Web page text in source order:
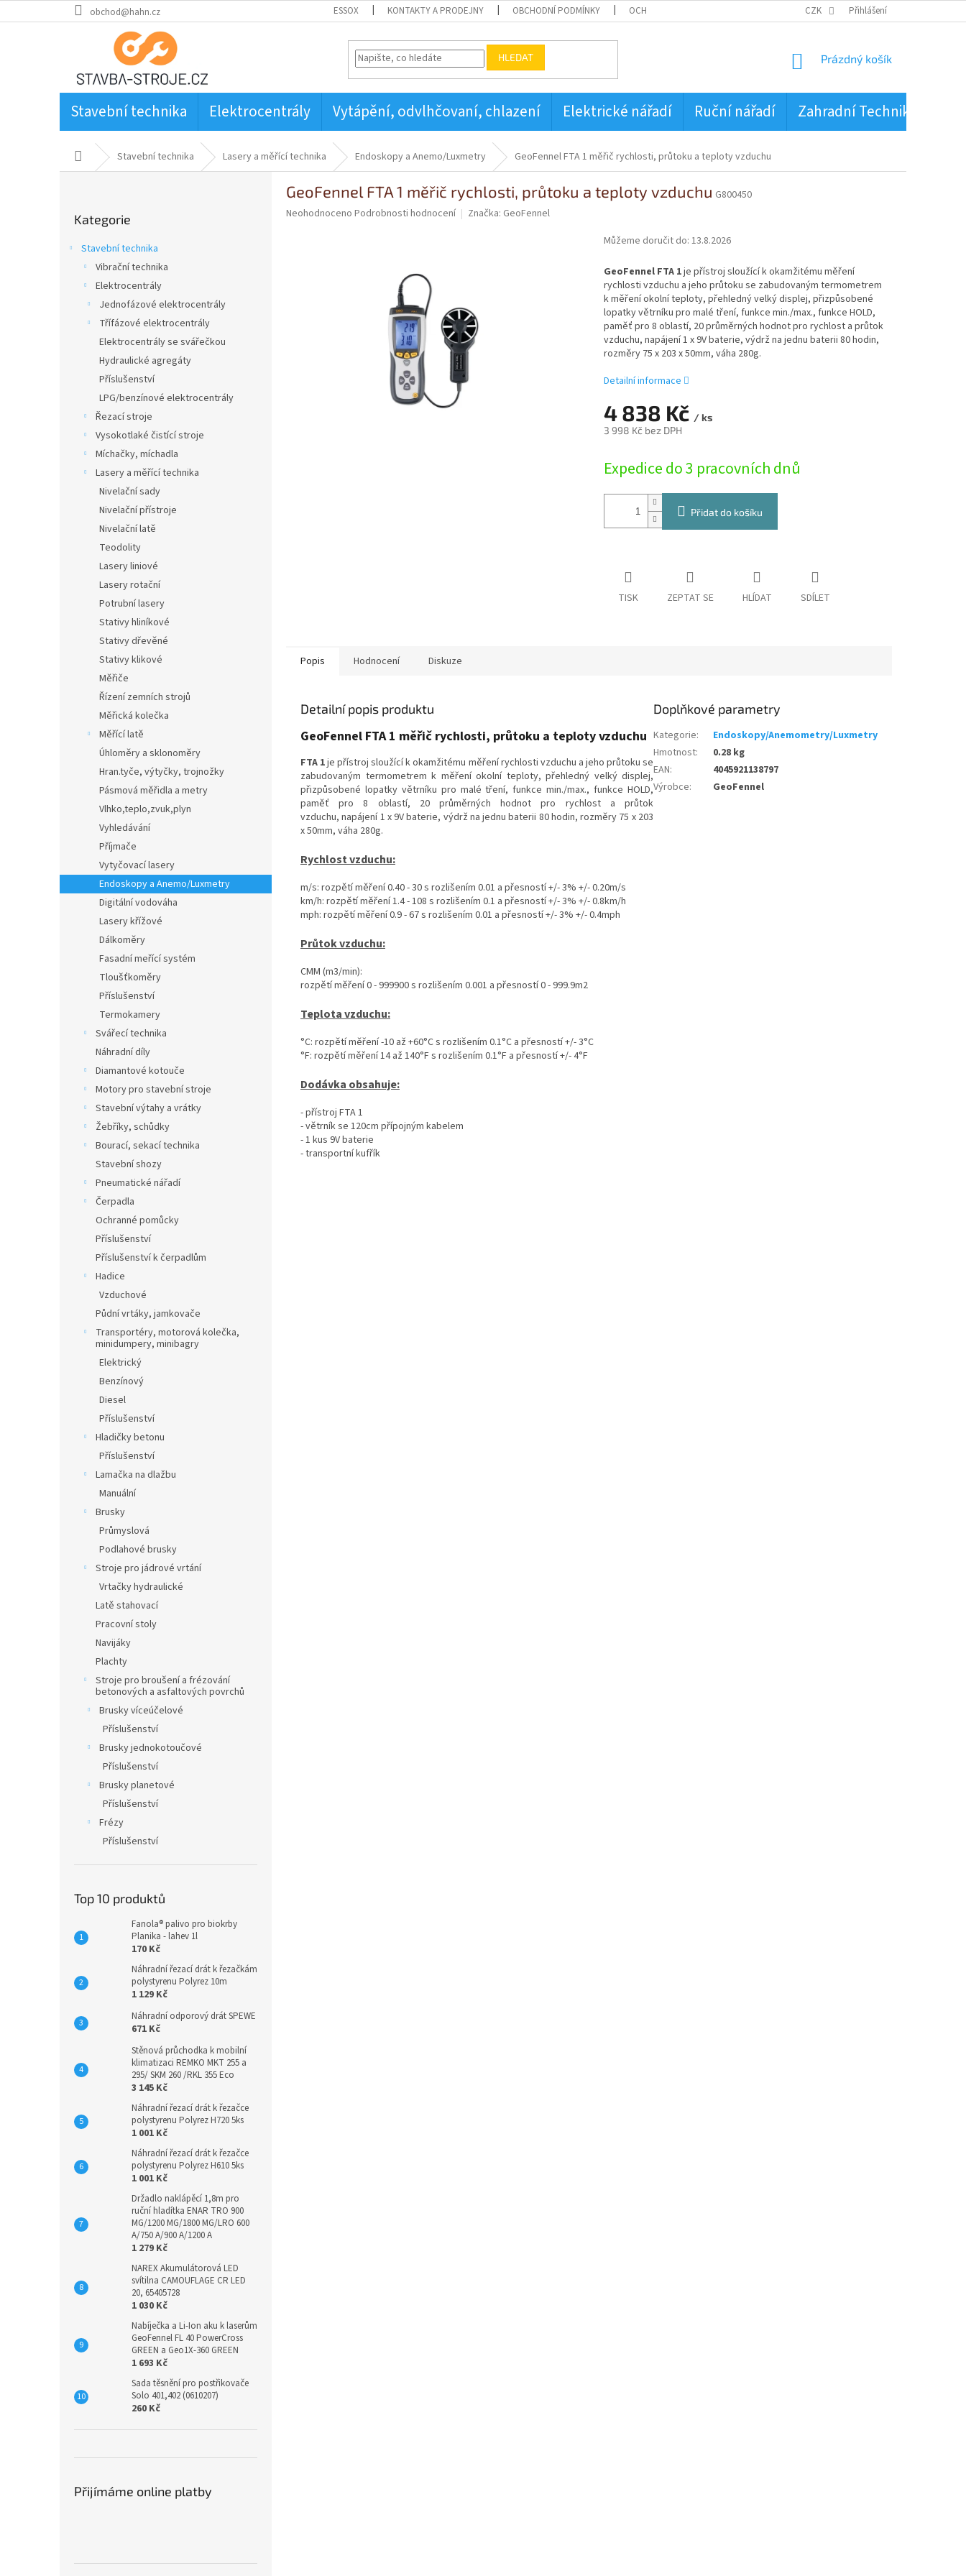
na
obchod@hahn.cz ESSOX KONTAKTY A PRODEJNY OBCHODNÍ PODMÍNKY OCHRANA OSOBNÍCH ÚDAJŮ CZK Přihlášení
HLEDAT
NÁKUPNÍ
Prázdný košík
Stavební technika Elektrocentrály Vytápění, odvlhčovaní, chlazení Elektrické nářadí Ruční nářadí Zahradní Technika
Domů Stavební technika Lasery a měřící technika Endoskopy a Anemo/Luxmetry GeoFennel FTA 1 měřič rychlosti, průtoku a teploty vzduchu
kategorie
Kategorie
Stavební technika
Vibrační technika
Elektrocentrály
Jednofázové elektrocentrály
Třífázové elektrocentrály
Elektrocentrály se svářečkou
Hydraulické agregáty
Příslušenství
LPG/benzínové elektrocentrály
Řezací stroje
Vysokotlaké čistící stroje
Míchačky, míchadla
Lasery a měřící technika
Nivelační sady
Nivelační přístroje
Nivelační latě
Teodolity
Lasery liniové
Lasery rotační
Potrubní lasery
Stativy hliníkové
Stativy dřevěné
Stativy klikové
Měřiče
Řízení zemních strojů
Měřická kolečka
Měřící latě
Úhloměry a sklonoměry
Hran.tyče, výtyčky, trojnožky
Pásmová měřidla a metry
Vlhko,teplo,zvuk,plyn
Vyhledávání
Příjmače
Vytyčovací lasery
Endoskopy a Anemo/Luxmetry
Digitální vodováha
Lasery křížové
Dálkoměry
Fasadní meřící systém
Tloušťkoměry
Příslušenství
Termokamery
Svářecí technika
Náhradní díly
Diamantové kotouče
Motory pro stavební stroje
Stavební výtahy a vrátky
Žebříky, schůdky
Bourací, sekací technika
Stavební shozy
Pneumatické nářadí
Čerpadla
Ochranné pomůcky
Příslušenství
Příslušenství k čerpadlům
Hadice
Vzduchové
Půdní vrtáky, jamkovače
Transportéry, motorová kolečka,
minidumpery, minibagry
Elektrický
Benzínový
Diesel
Příslušenství
Hladičky betonu
Příslušenství
Lamačka na dlažbu
Manuální
Brusky
Průmyslová
Podlahové brusky
Stroje pro jádrové vrtání
Vrtačky hydraulické
Latě stahovací
Pracovní stoly
Navijáky
Plachty
Stroje pro broušení a frézování
betonových a asfaltových povrchů
Brusky víceúčelové
Příslušenství
Brusky jednokotoučové
Příslušenství
Brusky planetové
Příslušenství
Frézy
Příslušenství
Top 10 produktů
Fanola® palivo pro biokrby
Planika - lahev 1l
170 Kč
Náhradní řezací drát k řezačkám
polystyrenu Polyrez 10m
1 129 Kč
Náhradní odporový drát SPEWE
671 Kč
Stěnová průchodka k mobilní
klimatizaci REMKO MKT 255 a
295/ SKM 260 /RKL 355 Eco
3 145 Kč
Náhradní řezací drát k řezačce
polystyrenu Polyrez H720 5ks
1 001 Kč
Náhradní řezací drát k řezačce
polystyrenu Polyrez H610 5ks
1 001 Kč
Držadlo naklápěcí 1,8m pro
ruční hladítka ENAR TRO 900
MG/1200 MG/1800 MG/LRO 600
A/750 A/900 A/1200 A
1 279 Kč
NAREX Akumulátorová LED
svítilna CAMOUFLAGE CR LED
20, 65405728
1 030 Kč
Nabíječka a Li-Ion aku k laserům
GeoFennel FL 40 PowerCross
GREEN a Geo1X-360 GREEN
1 693 Kč
Sada těsnění pro postřikovače
Solo 401,402 (0610207)
260 Kč
Přijímáme online platby
GeoFennel FTA 1 měřič rychlosti, průtoku a teploty vzduchu G800450
Průměrné
Neohodnoceno Podrobnosti hodnocení Značka: GeoFennel
4 838 Kč / ks
3 998 Kč bez DPH
cena:
Expedice do 3 pracovních dnů
Můžeme doručit do: 13.8.2026
Přidat do košíku
GeoFennel FTA 1je přístroj sloužící k okamžitému měření
rychlosti vzduchu a jeho průtoku se zabudovaným termometrem
k měření okolní teploty, přehledný velký displej, přizpůsobené
lopatky větrníku pro malé tření, funkce min./max., funkce HOLD,
paměť pro 8 oblastí, 20 průměrných hodnot pro rychlost a průtok
vzduchu, napájení 1 x 9V baterie, výdrž na jednu baterii 80 hodin,
rozměry 75 x 203 x 50mm, váha 280g.
Detailní informace
TISK ZEPTAT SE HLÍDAT SDÍLET
Popis Hodnocení Diskuze
Detailní popis produktu
GeoFennel FTA 1 měřič rychlosti, průtoku a teploty vzduchu
FTA 1je přístroj sloužící k okamžitému měření rychlosti vzduchu a jeho průtoku se
zabudovaným termometrem k měření okolní teploty, přehledný velký displej,
přizpůsobené lopatky větrníku pro malé tření, funkce min./max., funkce HOLD,
paměť pro 8 oblastí, 20 průměrných hodnot pro rychlost a průtok
vzduchu, napájení 1 x 9V baterie, výdrž na jednu baterii 80 hodin, rozměry 75 x 203
x 50mm, váha 280g.
Rychlost vzduchu:
m/s: rozpětí měření 0.40 - 30 s rozlišením 0.01 a přesností +/- 3% +/- 0.20m/s
km/h: rozpětí měření 1.4 - 108 s rozlišením 0.1 a přesností +/- 3% +/- 0.8km/h
mph: rozpětí měření 0.9 - 67 s rozlišením 0.01 a přesností +/- 3% +/- 0.4mph
Průtok vzduchu:
CMM (m3/min):
rozpětí měření 0 - 999900 s rozlišením 0.001 a přesností 0 - 999.9m2
Teplota vzduchu:
°C: rozpětí měření -10 až +60°C s rozlišením 0.1°C a přesností +/- 3°C
°F: rozpětí měření 14 až 140°F s rozlišením 0.1°F a přesností +/- 4°F
Dodávka obsahuje:
- přístroj FTA 1
- větrník se 120cm přípojným kabelem
- 1 kus 9V baterie
- transportní kufřík
Doplňkové parametry
Kategorie:
Endoskopy/Anemometry/Luxmetry
Hmotnost:
0.28 kg
EAN:
4045921138797
Výrobce: GeoFennel